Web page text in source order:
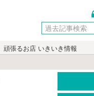
頑張るお店 いきいき情報